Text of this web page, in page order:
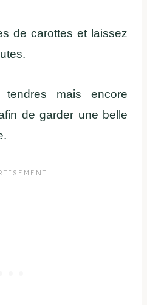
de carottes et laissez
mais encore
de garder une belle